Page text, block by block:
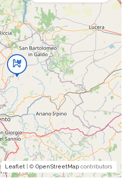
Leaflet | © OpenStreetMap contributors